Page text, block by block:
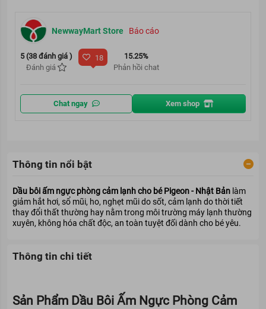
NewwayMart Store Báo cáo
5 (38 đánh giá )
Đánh giá
18
15.25%
Phản hồi chat
Chat ngay Xem shop
Thông tin nổi bật
Dầu bôi ấm ngực phòng cảm lạnh cho bé Pigeon - Nhật Bản làm
giảm hắt hơi, sổ mũi, ho, nghẹt mũi do sốt, cảm lạnh do thời tiết
thay đổi thất thường hay nằm trong môi trường máy lạnh thường
xuyên, không hóa chất độc, an toàn tuyệt đối dành cho bé yêu.
Thông tin chi tiết
Sản Phẩm Dầu Bôi Ấm Ngực Phòng Cảm